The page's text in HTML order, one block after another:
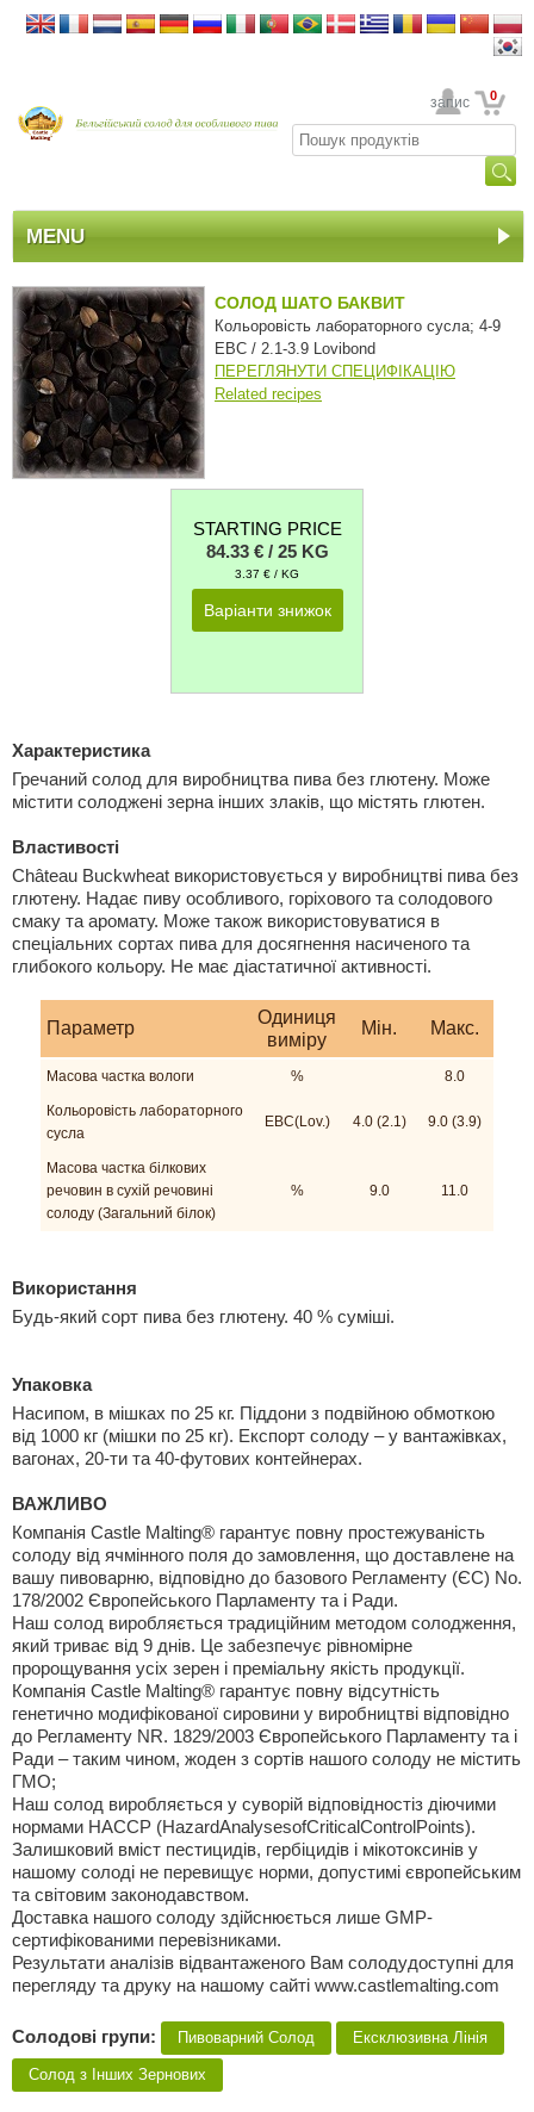
Ваш обліковий запис 0
MENU
СОЛОД ШАТО БАКВИТ
Кольоровість лабораторного сусла; 4-9
EBC / 2.1-3.9 Lovibond
ПЕРЕГЛЯНУТИ СПЕЦИФІКАЦІЮ
Related recipes
STARTING PRICE
84.33 € / 25 KG
3.37 € / KG
Варіанти знижок
Характеристика
Гречаний солод для виробництва пива без глютену. Може
містити солоджені зерна інших злаків, що містять глютен.
Властивості
Château Buckwheat використовується у виробництві пива без
глютену. Надає пиву особливого, горіхового та солодового
смаку та аромату. Може також використовуватися в
спеціальних сортах пива для досягнення насиченого та
глибокого кольору. Не має діастатичної активності.
Параметр
Одиниця
виміру
Мiн. Макс.
Mасова частка вологи % 8.0
Кольоровість лабораторного
сусла
EBC(Lov.) 4.0 (2.1) 9.0 (3.9)
Масова частка білкових
речовин в сухій речовині
солоду (Загальний білок)
% 9.0 11.0
Використання
Будь-який сорт пива без глютену. 40 % суміші.
Упаковка
Насипом, в мішках по 25 кг. Піддони з подвійною обмоткою
від 1000 кг (мішки по 25 кг). Експорт солоду – у вантажівках,
вагонах, 20-ти та 40-футових контейнерах.
ВАЖЛИВО
Компанія Castle Malting® гарантує повну простежуваність
солоду від ячмінного поля до замовлення, що доставлене на
вашу пивоварню, відповідно до базового Регламенту (ЄС) No.
178/2002 Європейського Парламенту та і Ради.
Наш солод виробляється традиційним методом солодження,
який триває від 9 днів. Це забезпечує рівномірне
пророщування усіх зерен і преміальну якість продукції.
Компанія Castle Malting® гарантує повну відсутність
генетично модифікованої сировини у виробництві відповідно
до Регламенту NR. 1829/2003 Європейського Парламенту та і
Ради – таким чином, жоден з сортів нашого солоду не містить
ГМО;
Наш солод виробляється у суворій відповідностіз діючими
нормами НАССР (HazardAnalysesofCriticalControlPoints).
Залишковий вміст пестицидів, гербіцидів i мікотоксинів у
нашому солоді не перевищує норми, допустимі європейським
та світовим законодавством.
Доставка нашого солоду здійснюється лише GMP-
сертифікованими перевізниками.
Результати аналізів відвантаженого Вам солодудоступні для
перегляду та друку на нашому сайті www.castlemalting.com
Солодові групи: Пивоварний Солод Ексклюзивна Лінія
Солод з Iнших Зернових